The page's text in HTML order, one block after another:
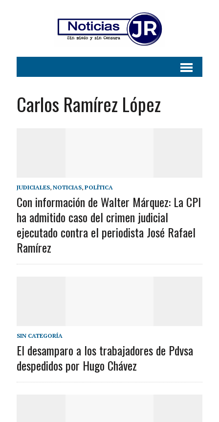
Carlos Ramírez López
JUDICIALES, NOTICIAS, POLÍTICA
Con información de Walter Márquez: La CPI
ha admitido caso del crimen judicial
ejecutado contra el periodista José Rafael
Ramírez
SIN CATEGORÍA
El desamparo a los trabajadores de Pdvsa
despedidos por Hugo Chávez